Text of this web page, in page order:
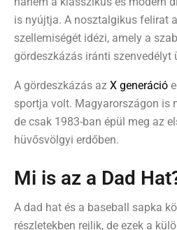
is nyújtja. A nosztalgikus felirat
szellemiségét idézi, amely a
gördeszkázás iránti szenvedélyt
A gördeszkázás az X generáció
sportja volt. Magyarországon is
de csak 1983-ban épül meg az
hüvősvölgyi erdőben.
Mi is az a Dad
A dad hat és a baseball sapka
részletekben rejlik, de ezek a